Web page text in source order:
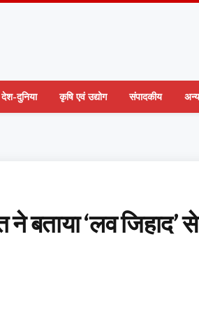
देश-दुनिया कृषि एवं उद्योग संपादकीय अन्य
बताया ‘लव जिहाद’ से